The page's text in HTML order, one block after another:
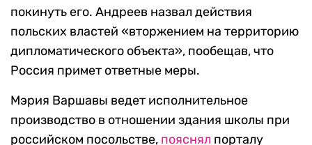
покинуть его. Андреев назвал действия
польских властей «вторжением на территорию
дипломатического объекта», пообещав, что
Россия примет ответные меры.
Мэрия Варшавы ведет исполнительное
производство в отношении здания школы при
российском посольстве, пояснял порталу